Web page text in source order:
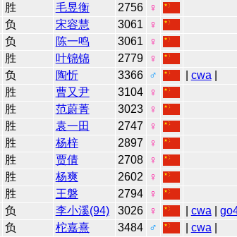
胜 毛昱衡 2756
♀
负 宋容慧 3061
♀
负 陈一鸣 3061
♀
胜 叶锦锦 2779
♀
负 陶忻 3366 ♂ cwa
胜 曹又尹 3104
♀
胜 范蔚菁 3023
♀
胜 袁一田 2747
♀
胜 杨梓 2897
♀
胜 贾倩 2708
♀
胜 杨爽 2602
♀
胜 王磐 2794
♀
负 李小溪(94) 3026 ♀ cwa
负 柁嘉熹 3484 ♂ cwa